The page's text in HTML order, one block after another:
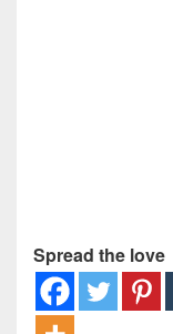
Spread the love